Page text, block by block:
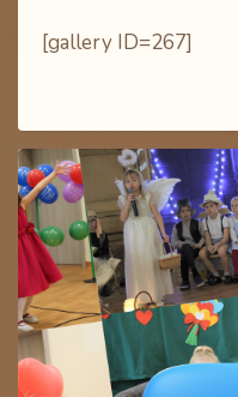
[gallery ID=267]